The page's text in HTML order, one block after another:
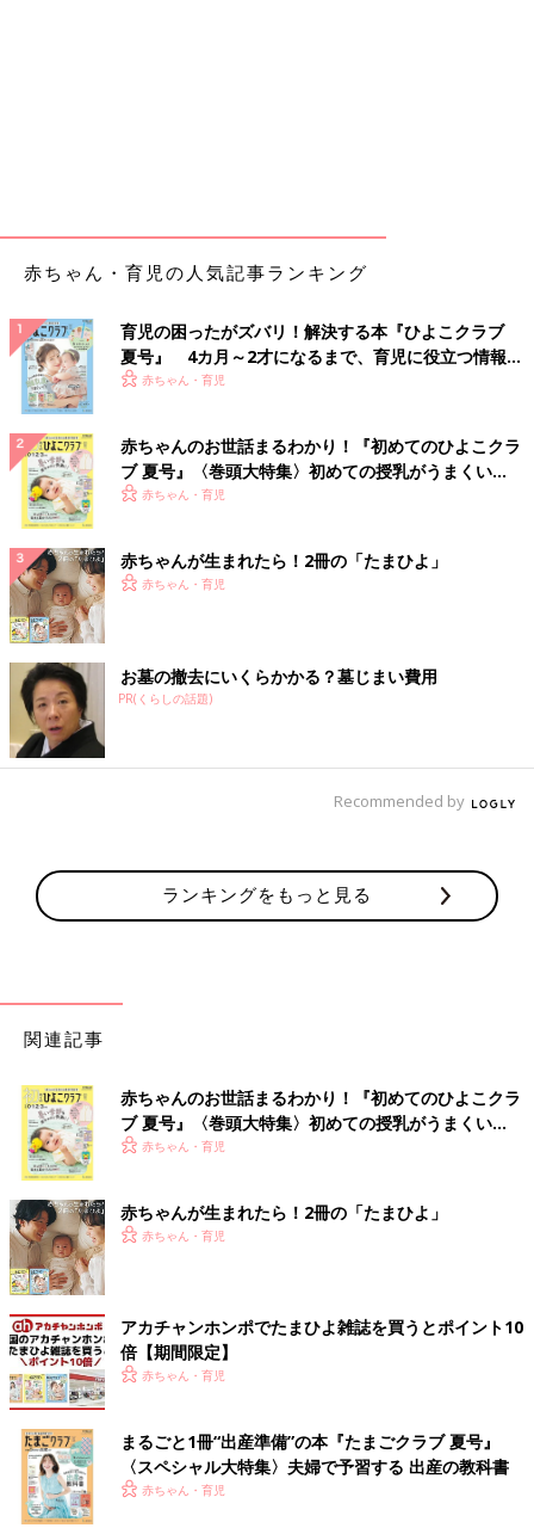
赤ちゃん・育児の人気記事ランキング
育児の困ったがズバリ！解決する本『ひよこクラブ
夏号』 4カ月～2才になるまで、育児に役立つ情報が
いっぱい！
赤ちゃん・育児
赤ちゃんのお世話まるわかり！『初めてのひよこクラ
ブ 夏号』〈巻頭大特集〉初めての授乳がうまくい
く！ おっぱい・ミルクの基本と夏のトラブル 解決テ
赤ちゃん・育児
赤ちゃんが生まれたら！2冊の「たまひよ」
赤ちゃん・育児
お墓の撤去にいくらかかる？墓じまい費用
PR(くらしの話題)
Recommended by
ランキングをもっと見る
関連記事
赤ちゃんのお世話まるわかり！『初めてのひよこクラ
ブ 夏号』〈巻頭大特集〉初めての授乳がうまくい
く！ おっぱい・ミルクの基本と夏のトラブル 解決テ
赤ちゃん・育児
赤ちゃんが生まれたら！2冊の「たまひよ」
赤ちゃん・育児
アカチャンホンポでたまひよ雑誌を買うとポイント10
倍【期間限定】
赤ちゃん・育児
まるごと1冊“出産準備”の本『たまごクラブ 夏号』
〈スペシャル大特集〉夫婦で予習する 出産の教科書
赤ちゃん・育児